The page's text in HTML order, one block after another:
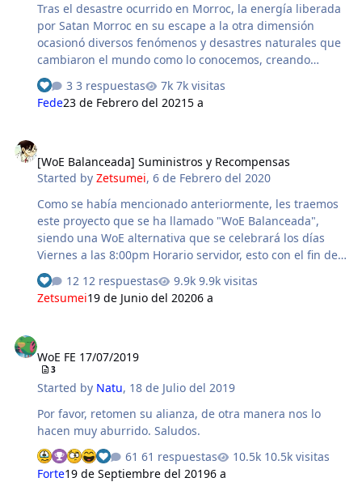
Tras el desastre ocurrido en Morroc, la energía liberada
por Satan Morroc en su escape a la otra dimensión
ocasionó diversos fenómenos y desastres naturales que
cambiaron el mundo como lo conocemos, creando
lugares que antes no existían y caminos a mundos sin
explorar. Recientemente fueron encontrados lo que los
aventureros han decidido llamar 'Abyss Gate', que no
disputa WoE. Los Aventureros del reino han intentado
aventurarse hacia estas nuevas dimensiones sin mucho
éxito, pues desafortunadamente no cuentan con la
tecnología necesaria para poder establecer un…
3 respuestas
7k visitas
Fede23 de Febrero del 20215 a
[WoE Balanceada] Suministros y Recompensas
Started byZetsumei,6 de Febrero del 2020
Como se había mencionado anteriormente, les traemos
este proyecto que se ha llamado "WoE Balanceada",
siendo una WoE alternativa que se celebrará los días
Viernes a las 8:00pm Horario servidor, esto con el fin de
brindar una alternativa al ámbito clásico de WoE. Esto es
algo que nos han pedido hace tiempo, un área de WoE
que tenga mejores oportunidades para los jugadores
mejorar las oportunidades de competencia. Solamente
será necesario registrarse con el NPC Reclutador Michi
unos minutos antes de la WoE y podrás tener acceso a
un set de equipo rental y suminis…
12 respuestas
9.9k visitas
Zetsumei19 de Junio del 20206 a
WoE FE 17/07/2019
3
Started by Natu, 18 de Julio del 2019
Por favor, retomen su alianza, de otra manera nos lo
hacen muy aburrido. Saludos.
61 respuestas
10.5k visitas
Forte19 de Septiembre del 20196 a